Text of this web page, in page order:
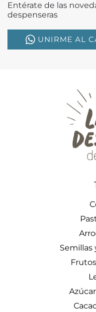
Entérate de las
despenseras
UNIRME AL
Semillas